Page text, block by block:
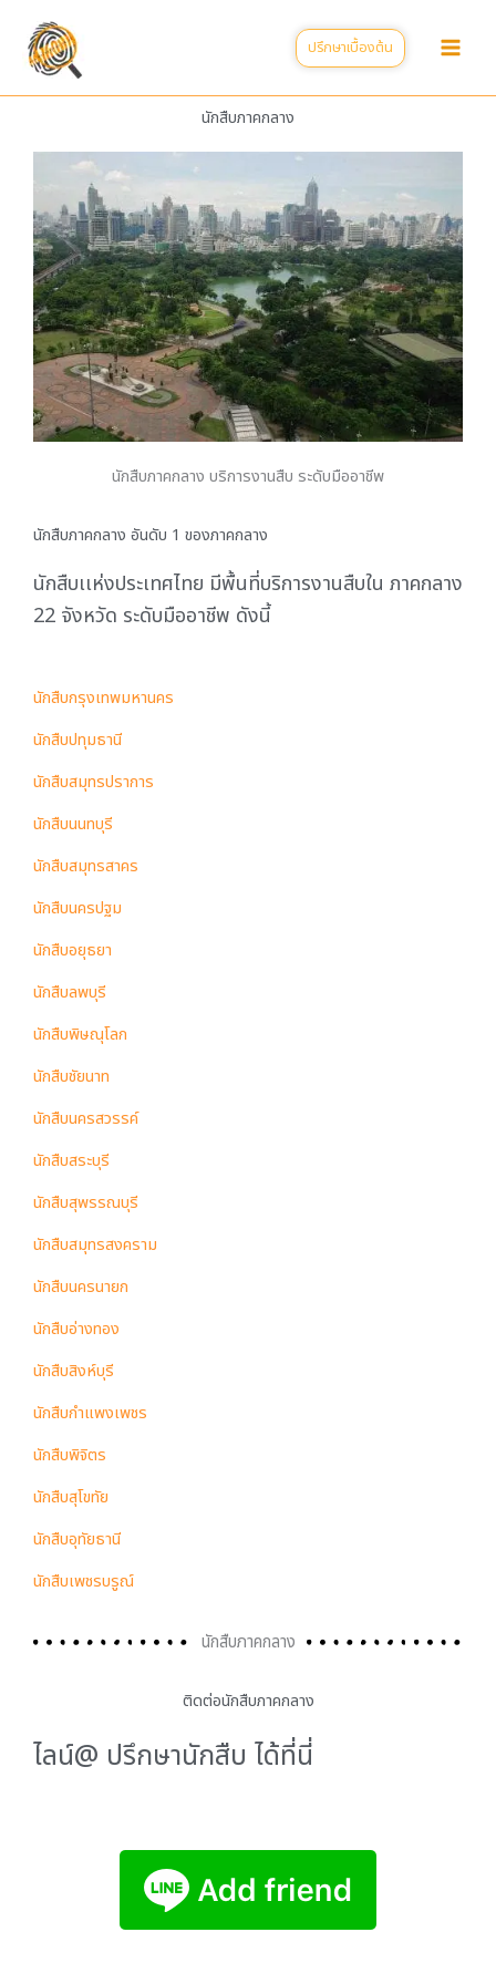
content
ปรึกษาเบื้องต้น
นักสืบภาคกลาง
นักสืบภาคกลาง บริการงานสืบ ระดับมืออาชีพ
นักสืบภาคกลาง อันดับ 1 ของภาคกลาง
นักสืบเเห่งประเทศไทย มีพื้นที่บริการงานสืบใน ภาคกลาง
22 จังหวัด ระดับมืออาชีพ ดังนี้
นักสืบกรุงเทพมหานคร
นักสืบปทุมธานี
นักสืบสมุทรปราการ
นักสืบนนทบุรี
นักสืบสมุทรสาคร
นักสืบนครปฐม
นักสืบอยุธยา
นักสืบลพบุรี
นักสืบพิษณุโลก
นักสืบชัยนาท
นักสืบนครสวรรค์
นักสืบสระบุรี
นักสืบสุพรรณบุรี
นักสืบสมุทรสงคราม
นักสืบนครนายก
นักสืบอ่างทอง
นักสืบสิงห์บุรี
นักสืบกำแพงเพชร
นักสืบพิจิตร
นักสืบสุโขทัย
นักสืบอุทัยธานี
นักสืบเพชรบรูณ์
นักสืบภาคกลาง
ติดต่อนักสืบภาคกลาง
ไลน์@ ปรึกษานักสืบ ได้ที่นี่